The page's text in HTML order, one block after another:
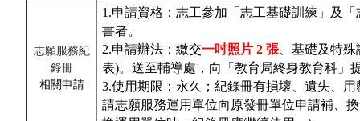
志願服務紀
錄冊
相關申請
1.申請資格：志工參加「志工基礎訓練」及
書者。
2.申請辦法：繳交一吋照片 2 張 、基礎及特
表)。送至輔導處，向「教育局終身教育科」
3.使用期限：永久；紀錄冊有損壞、遺失、
請志願服務運用單位向原發冊單位申請補、